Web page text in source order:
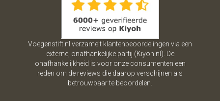
Voegenstift.nl verzamelt klantenbeoordelingen via een
externe, onafhankelijke partij (Kiyoh.nl). De
onafhankelijkheid is voor onze consumenten een
reden om de reviews die daarop verschijnen als
betrouwbaar te beoordelen.